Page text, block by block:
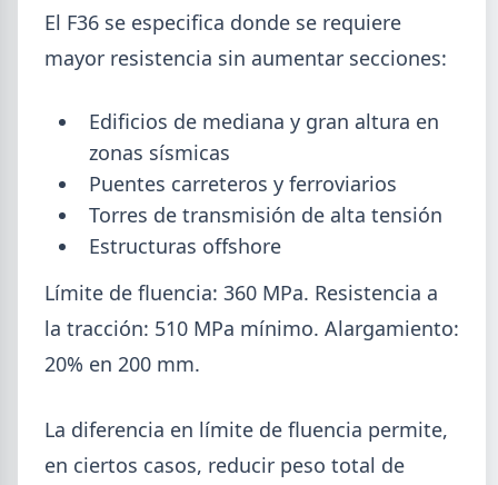
Informe ADIMRA junio 2026: la producción metalúrgica cayó
Producción Mundial de Acero – Junio 2026
El F36 se especifica donde se requiere
mayor resistencia sin aumentar secciones:
Edificios de mediana y gran altura en
zonas sísmicas
Puentes carreteros y ferroviarios
Torres de transmisión de alta tensión
Estructuras offshore
Límite de fluencia: 360 MPa. Resistencia a
la tracción: 510 MPa mínimo. Alargamiento:
20% en 200 mm.
La diferencia en límite de fluencia permite,
en ciertos casos, reducir peso total de